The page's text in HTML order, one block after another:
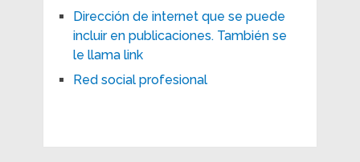
Dirección de internet que se puede
incluir en publicaciones. También se
le llama link
Red social profesional